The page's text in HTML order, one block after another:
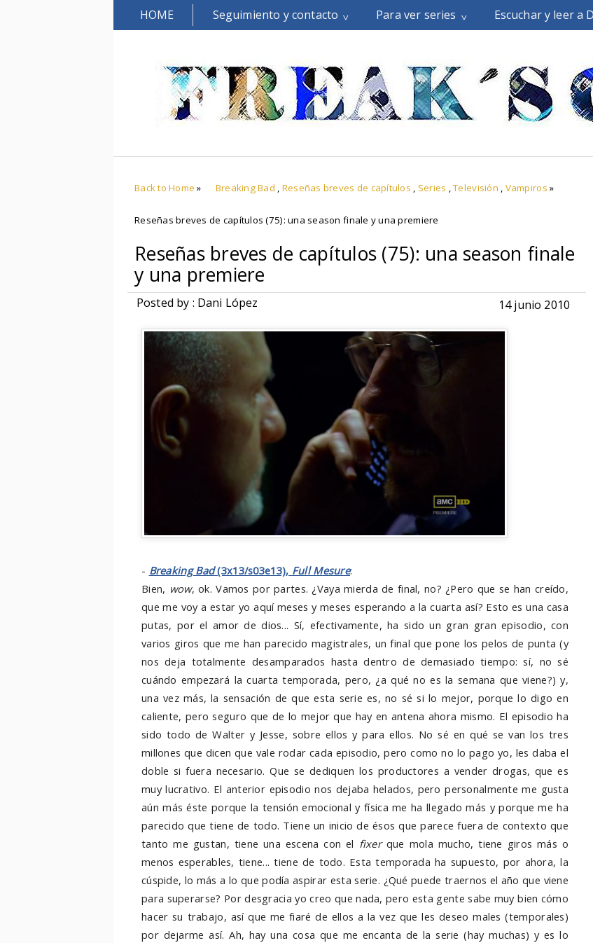
HOME Seguimiento y contacto Para ver series Escuchar y leer a
Back to Home » Breaking Bad , Reseñas breves de capítulos , Series ,Televisión , Vampiros »
Reseñas breves de capítulos (75): una season finale y una premiere
Reseñas breves de capítulos (75): una season finale
y una premiere
Posted by : Dani López 14 junio 2010
- Breaking Bad(3x13/s03e13), Full Mesure:
Bien, wow, ok. Vamos por partes. ¿Vaya mierda de final, no? ¿Pero que se han creído,
que me voy a estar yo aquí meses y meses esperando a la cuarta así? Esto es una casa
putas, por el amor de dios... Sí, efectivamente, ha sido un gran gran episodio, con
varios giros que me han parecido magistrales, un final que pone los pelos de punta (y
nos deja totalmente desamparados hasta dentro de demasiado tiempo: sí, no sé
cuándo empezará la cuarta temporada, pero, ¿a qué no es la semana que viene?) y,
una vez más, la sensación de que esta serie es, no sé si lo mejor, porque lo digo en
caliente, pero seguro que de lo mejor que hay en antena ahora mismo. El episodio ha
sido todo de Walter y Jesse, sobre ellos y para ellos. No sé en qué se van los tres
millones que dicen que vale rodar cada episodio, pero como no lo pago yo, les daba el
doble si fuera necesario. Que se dediquen los productores a vender drogas, que es
muy lucrativo. El anterior episodio nos dejaba helados, pero personalmente me gusta
aún más éste porque la tensión emocional y física me ha llegado más y porque me ha
parecido que tiene de todo. Tiene un inicio de ésos que parece fuera de contexto que
tanto me gustan, tiene una escena con el fixerque mola mucho, tiene giros más o
menos esperables, tiene... tiene de todo. Esta temporada ha supuesto, por ahora, la
cúspide, lo más a lo que podía aspirar esta serie. ¿Qué puede traernos el año que viene
para superarse? Por desgracia yo creo que nada, pero esta gente sabe muy bien cómo
hacer su trabajo, así que me fiaré de ellos a la vez que les deseo males (temporales)
por dejarme así. Ah, hay una cosa que me encanta de la serie (hay muchas) y es lo